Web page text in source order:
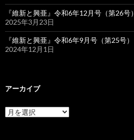
『維新と興亜』令和6年12月号（第26号）
2025年3月23日
『維新と興亜』令和6年9月号（第25号）
2024年12月1日
アーカイブ
ア
ー